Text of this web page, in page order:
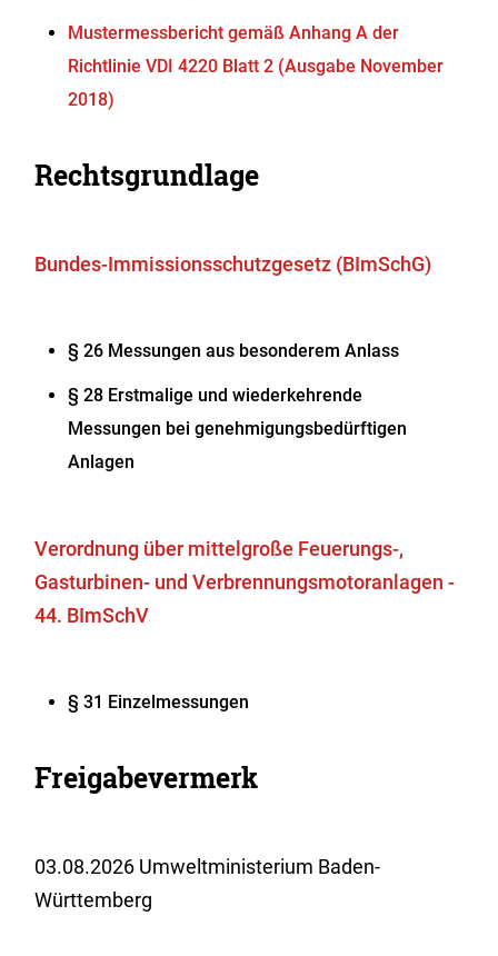
Mustermessbericht gemäß Anhang A der
Richtlinie VDI 4220 Blatt 2 (Ausgabe November
2018)
Rechtsgrundlage
Bundes-Immissionsschutzgesetz (BImSchG)
§ 26 Messungen aus besonderem Anlass
§ 28 Erstmalige und wiederkehrende
Messungen bei genehmigungsbedürftigen
Anlagen
Verordnung über mittelgroße Feuerungs-,
Gasturbinen- und Verbrennungsmotoranlagen -
44. BImSchV
§ 31 Einzelmessungen
Freigabevermerk
03.08.2026 Umweltministerium Baden-
Württemberg